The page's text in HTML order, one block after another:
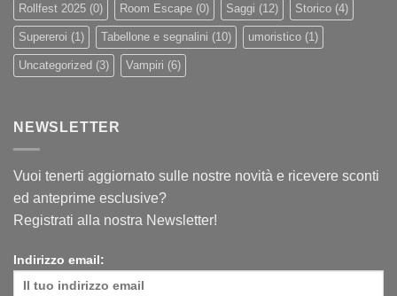
Rollfest 2025 (0) Room Escape (0) Saggi (12) Storico (4)
Supereroi (1) Tabellone e segnalini (10) umoristico (1)
Uncategorized (3) Vampiri (6)
NEWSLETTER
Vuoi tenerti aggiornato sulle nostre novità e ricevere sconti
ed anteprime esclusive?
Registrati alla nostra Newsletter!
Indirizzo email: